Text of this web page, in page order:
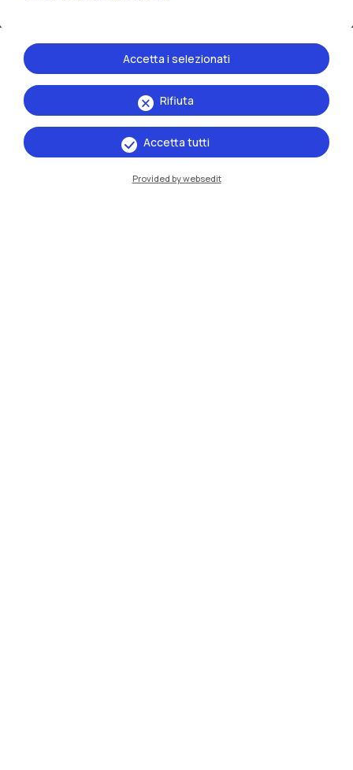
Rifiuta
Accetta i selezionati
Accetta tutti
Provided by websedit